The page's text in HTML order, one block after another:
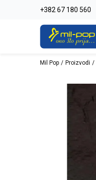
+382 67 180 560
-20% na kompletan asortiman
Mil Pop Proizvodi